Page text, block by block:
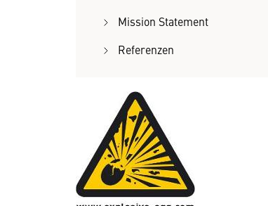
Mission Statement
Referenzen